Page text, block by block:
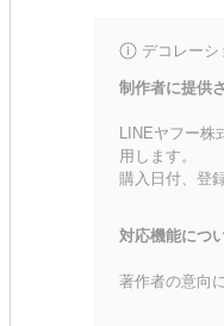
デコレー
制作者に提供
LINEヤフー株
用します。
購入日付、登
対応機能につ
著作者の意向